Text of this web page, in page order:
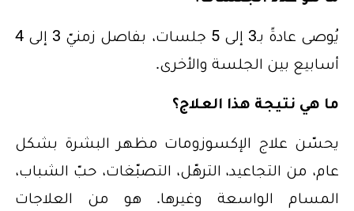
يُوصى عادةً بـ3 إلى 5 جلسات، بفاصل زمنيّ 3 إلى 4
أسابيع بين الجلسة والأخرى.
ما هي نتيجة هذا العلاج؟
يحسّن علاج الإكسوزومات مظهر البشرة بشكل
عام، من التجاعيد، الترهّل، التصبّغات، حبّ الشباب،
المسام الواسعة وغيرها. هو من العلاجات